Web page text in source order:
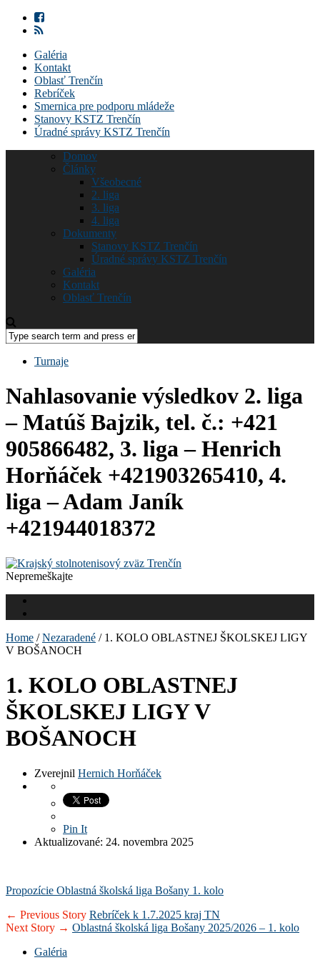
Galéria
Kontakt
Oblasť Trenčín
Rebríček
Smernica pre podporu mládeže
Stanovy KSTZ Trenčín
Úradné správy KSTZ Trenčín
Domov
Články
Všeobecné
2. liga
3. liga
4. liga
Dokumenty
Stanovy KSTZ Trenčín
Úradné správy KSTZ Trenčín
Galéria
Kontakt
Oblasť Trenčín
Turnaje
Nahlasovanie výsledkov 2. liga
– Matúš Bajzik, tel. č.: +421
905866482, 3. liga – Henrich
Horňáček +421903265410, 4.
liga – Adam Janík
+421944018372
Nepremeškajte
Home /Nezaradené / 1. KOLO OBLASTNEJ ŠKOLSKEJ LIGY
V BOŠANOCH
1. KOLO OBLASTNEJ
ŠKOLSKEJ LIGY V
BOŠANOCH
Zverejnil Hernich Horňáček
Pin It
Aktualizované: 24. novembra 2025
Propozície Oblastná školská liga Bošany 1. kolo
← Previous Story Rebríček k 1.7.2025 kraj TN
Next Story → Oblastná školská liga Bošany 2025/2026 – 1. kolo
Galéria